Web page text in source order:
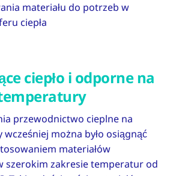
materiału do potrzeb w
ciepła
ciepło i odporne na
przewodnictwo cieplne na
można było osiągnąć
materiałów
szerokim zakresie temperatur od